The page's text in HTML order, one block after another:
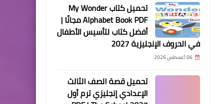
تحميل كتاب My Wonder
Alphabet Book PDF مجانًا |
أفضل كتاب لتأسيس الأطفال
في الحروف الإنجليزية 2027
06 أغسطس 2026
تحميل قصة الصف الثالث
الإعدادي إنجليزي ترم أول